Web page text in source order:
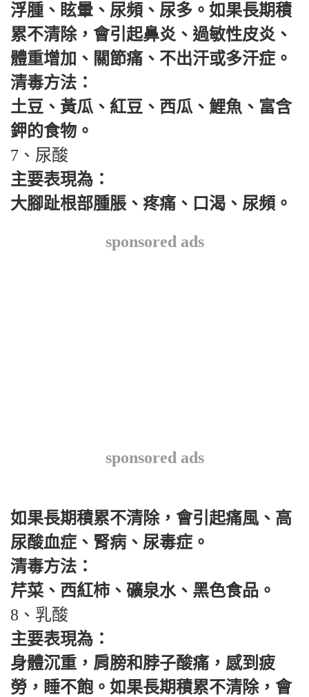
浮腫、眩暈、尿頻、尿多。如果長期積
累不清除，會引起鼻炎、過敏性皮炎、
體重增加、關節痛、不出汗或多汗症。
清毒方法：
土豆、黃瓜、紅豆、西瓜、鯉魚、富含
鉀的食物。
7、尿酸
主要表現為：
大腳趾根部腫脹、疼痛、口渴、尿頻。
sponsored ads
sponsored ads
如果長期積累不清除，會引起痛風、高
尿酸血症、腎病、尿毒症。
清毒方法：
芹菜、西紅柿、礦泉水、黑色食品。
8、乳酸
主要表現為：
身體沉重，肩膀和脖子酸痛，感到疲
勞，睡不飽。如果長期積累不清除，會